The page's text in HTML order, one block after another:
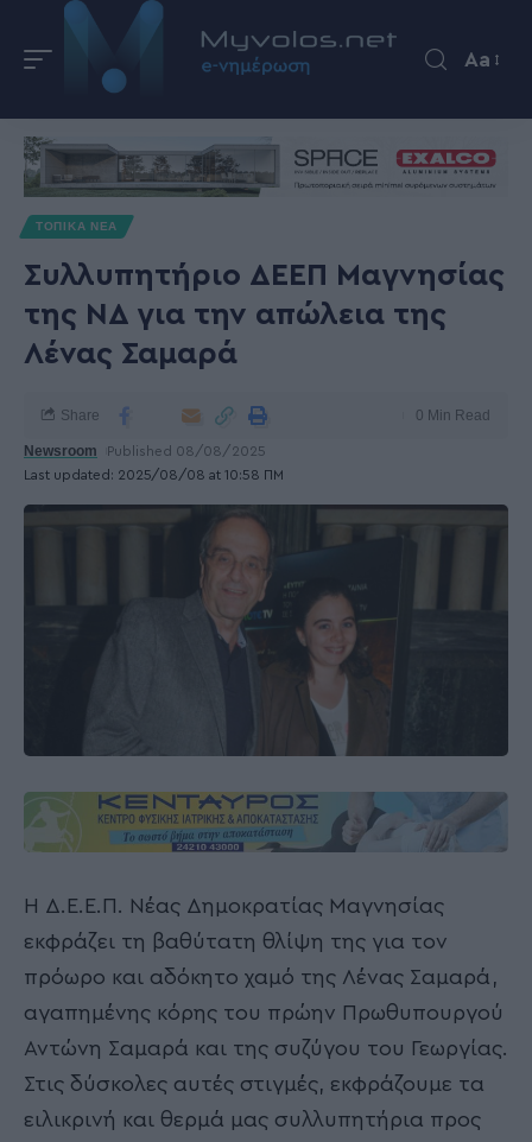
Aa
ΤΟΠΙΚΑ ΝΕΑ
Συλλυπητήριο ΔΕΕΠ Μαγνησίας
της ΝΔ για την απώλεια της
Λένας Σαμαρά
Last updated: 2025/08/08 at 10:58 ΠΜ
Newsroom Published 08/08/2025
Share 0 Min Read
Η Δ.Ε.Ε.Π. Νέας Δημοκρατίας Μαγνησίας
εκφράζει τη βαθύτατη θλίψη της για τον
πρόωρο και αδόκητο χαμό της Λένας Σαμαρά,
αγαπημένης κόρης του πρώην Πρωθυπουργού
Αντώνη Σαμαρά και της συζύγου του Γεωργίας.
Στις δύσκολες αυτές στιγμές, εκφράζουμε τα
ειλικρινή και θερμά μας συλλυπητήρια προς